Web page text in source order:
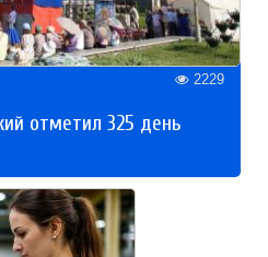
2229
отметил 325 день